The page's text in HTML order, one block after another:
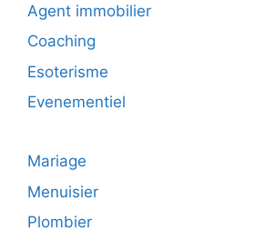
Agent immobilier
Coaching
Esoterisme
Evenementiel
Mariage
Menuisier
Plombier